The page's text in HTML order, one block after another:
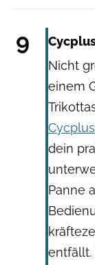
9
Nicht
einem
dein
Panne
entfällt.